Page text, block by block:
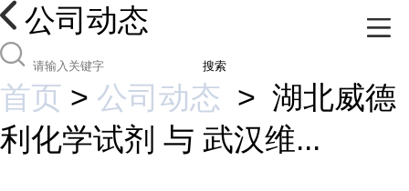
公司动态
搜索
首页 > 公司动态 > 湖北威德
利化学试剂 与 武汉维...